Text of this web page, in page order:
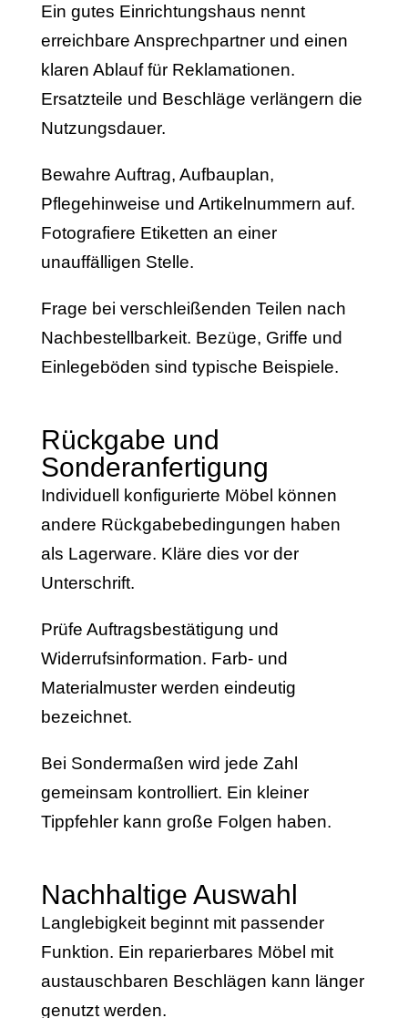
Ein gutes Einrichtungshaus nennt
erreichbare Ansprechpartner und einen
klaren Ablauf für Reklamationen.
Ersatzteile und Beschläge verlängern die
Nutzungsdauer.
Bewahre Auftrag, Aufbauplan,
Pflegehinweise und Artikelnummern auf.
Fotografiere Etiketten an einer
unauffälligen Stelle.
Frage bei verschleißenden Teilen nach
Nachbestellbarkeit. Bezüge, Griffe und
Einlegeböden sind typische Beispiele.
Rückgabe und
Sonderanfertigung
Individuell konfigurierte Möbel können
andere Rückgabebedingungen haben
als Lagerware. Kläre dies vor der
Unterschrift.
Prüfe Auftragsbestätigung und
Widerrufsinformation. Farb- und
Materialmuster werden eindeutig
bezeichnet.
Bei Sondermaßen wird jede Zahl
gemeinsam kontrolliert. Ein kleiner
Tippfehler kann große Folgen haben.
Nachhaltige Auswahl
Langlebigkeit beginnt mit passender
Funktion. Ein reparierbares Möbel mit
austauschbaren Beschlägen kann länger
genutzt werden.